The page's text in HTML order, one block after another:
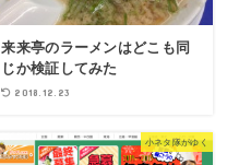
来来亭のラーメンはどこも同
じか検証してみた
2018.12.23
小ネタ隊がゆく